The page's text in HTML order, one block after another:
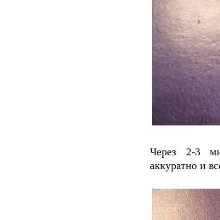
Через 2-3
аккуратно и